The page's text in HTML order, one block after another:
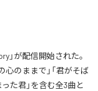
」が配信開始された。
のままで」「君がそば
た君」を含む全3曲と